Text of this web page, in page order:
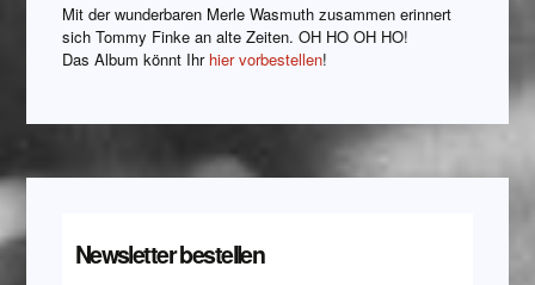
Mit der wunderbaren Merle Wasmuth zusammen erinnert
sich Tommy Finke an alte Zeiten. OH HO OH HO!
Das Album könnt Ihr hier vorbestellen!
Newsletter bestellen